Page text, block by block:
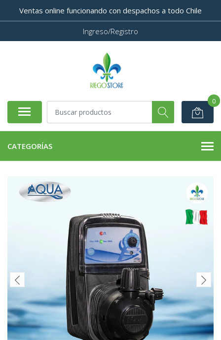
Ventas online funcionando con despachos a todo Chile
Ingreso/Registro
0
CATEGORÍAS